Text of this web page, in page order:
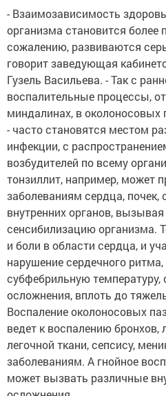
- Взаимозависимость
организма становится более
сожалению, развиваются
говорит заведующая
Гузель Васильева. - Так с
воспалительные процессы,
миндалинах, в околоносовых
- часто становятся местом
инфекции, с
возбудителей по всему
тонзиллит, например, может
заболеваниям сердца, почек,
внутренних органов,
сенсибилизацию организма.
и боли в области сердца, и
нарушение сердечного
субфебрильную
осложнения, вплоть до
Воспаление околоносовых
ведет к воспалению бронхов,
легочной ткани, сепсису,
заболеваниям. А гнойное
может вызвать различные